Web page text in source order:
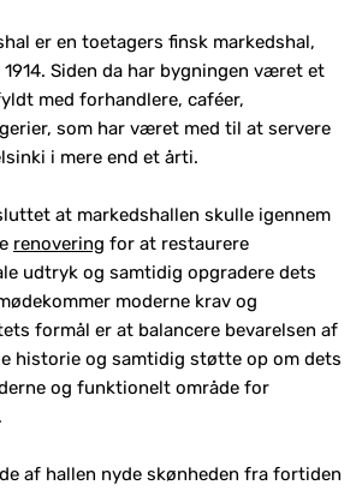
er en toetagers finsk markedshal,
Siden da har bygningen været et
med forhandlere, caféer,
som har været med til at servere
i mere end et årti.
at markedshallen skulle igennem
renovering for at restaurere
udtryk og samtidig opgradere dets
moderne krav og
formål er at balancere bevarelsen af
historie og samtidig støtte op om dets
og funktionelt område for
af hallen nyde skønheden fra fortiden